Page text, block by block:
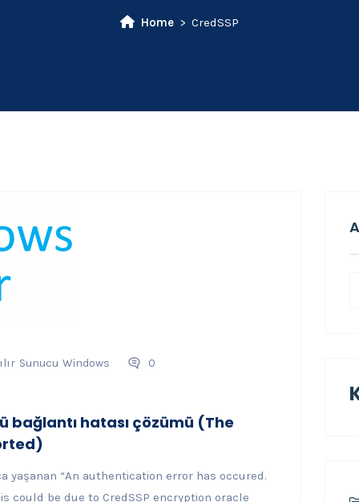
Home CredSSP
Sunucu Windows 0
bağlantı hatası çözümü (The
yaşanan “An authentication error has occured.
could be due to CredSSP encryption oracle